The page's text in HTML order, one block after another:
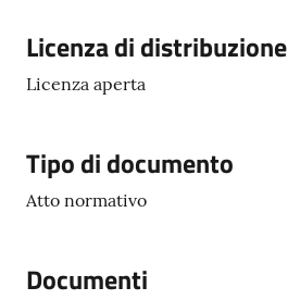
o
r
i
Tutti
gli
Descrizione
Licenza di distribuzione
Licenza aperta
Tipo di documento
Atto normativo
Documenti